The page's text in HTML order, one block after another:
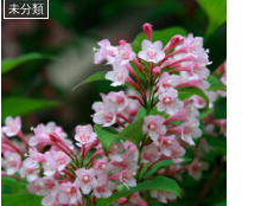
未分類